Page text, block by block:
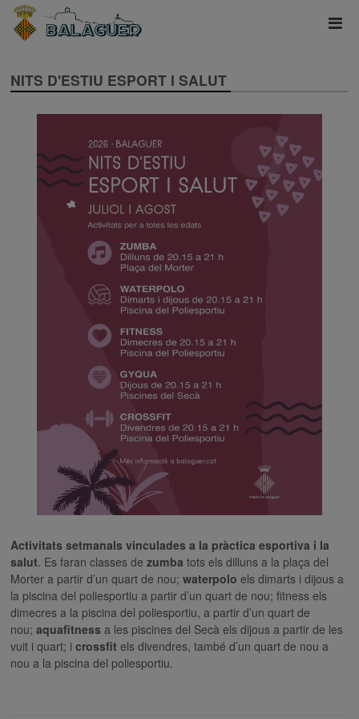
NITS D'ESTIU ESPORT I SALUT
Activitats setmanals vinculades a la pràctica esportiva i la
salut. Es faran classes dezumba tots els dilluns a la plaça del
Morter a partir d’un quart de nou;waterpolo els dimarts i dijous a
la piscina del poliesportiu a partir d’un quart de nou; fitness els
dimecres a la piscina del poliesportiu, a partir d’un quart de
nou;aquafitness a les piscines del Secà els dijous a partir de les
vuit i quart; icrossfit els divendres, també d’un quart de nou a
nou a la piscina del poliesportiu.